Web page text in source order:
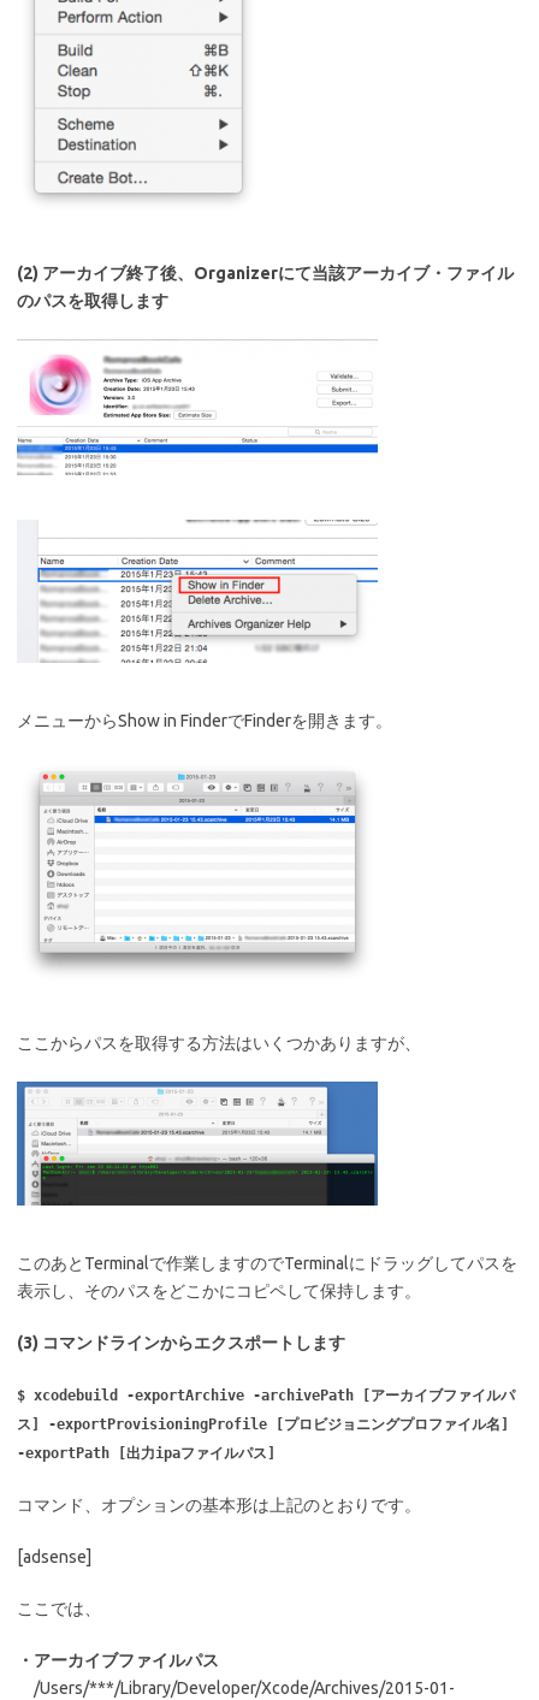
(2) アーカイブ終了後、Organizerにて当該アーカイブ・ファイル
のパスを取得します
メニューからShow in FinderでFinderを開きます。
ここからパスを取得する方法はいくつかありますが、
このあとTerminalで作業しますのでTerminalにドラッグしてパスを
表示し、そのパスをどこかにコピペして保持します。
(3) コマンドラインからエクスポートします
$ xcodebuild -exportArchive -archivePath [アーカイブファイルパ
ス] -exportProvisioningProfile [プロビジョニングプロファイル名]
-exportPath [出力ipaファイルパス]
コマンド、オプションの基本形は上記のとおりです。
[adsense]
ここでは、
・アーカイブファイルパス
/Users/***/Library/Developer/Xcode/Archives/2015-01-